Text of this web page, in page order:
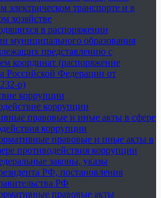
электрическом транспорте и в
хозяйстве
в распоряжении
муниципального образования
представлению с
координат (распоряжение
Российской Федерации от
р)
коррупции
коррупции
правовые и иные акты в сфере
коррупции
правовые и иные акты в
противодействия коррупции
законы, указы
РФ, постановления
РФ
правовые акты